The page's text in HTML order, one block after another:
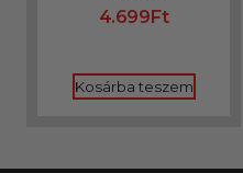
4.699Ft
Kosárba teszem